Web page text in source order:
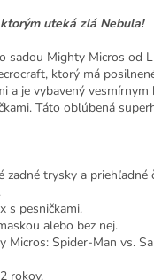
uteká zlá Nebula!
sadou Mighty Micros od
ktorý má
a je vybavený
Táto obľúbená
trysky a priehľadné
s pesničkami.
alebo bez nej.
Micros: Spider-Man vs.
rokov.